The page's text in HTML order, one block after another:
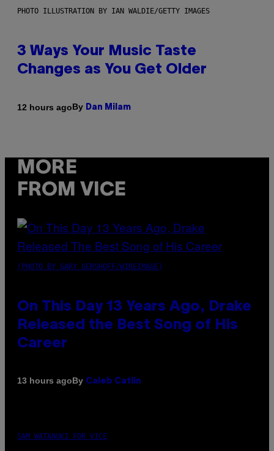
PHOTO ILLUSTRATION BY IAN WALDIE/GETTY IMAGES
3 Ways Your Music Taste
Changes as You Get Older
12 hours agoBy Dan Milam
MORE
FROM VICE
(PHOTO BY GARY GERSHOFF/WIREIMAGE)
On This Day 13 Years Ago, Drake
Released the Best Song of His
Career
13 hours agoBy Caleb Catlin
SAM WATANUKI FOR VICE